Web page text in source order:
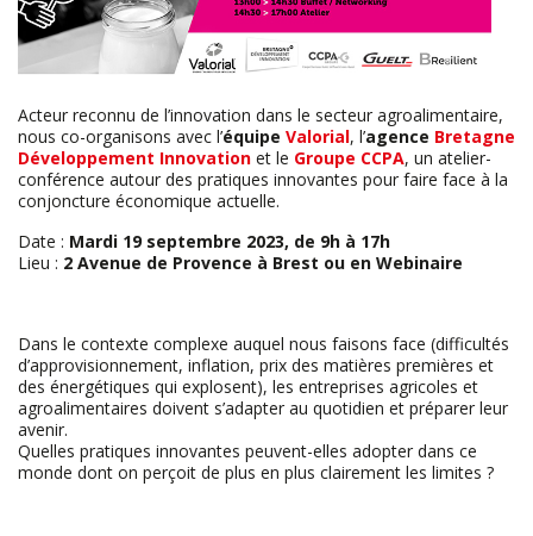
Acteur reconnu de l’innovation dans le secteur agroalimentaire,
nous co-organisons avec l’équipe Valorial, l’agence Bretagne
Développement Innovation et le Groupe CCPA, un atelier-
conférence autour des pratiques innovantes pour faire face à la
conjoncture économique actuelle.
Date : Mardi 19 septembre 2023, de 9h à 17h
Lieu : 2 Avenue de Provence à Brest ou en Webinaire
Dans le contexte complexe auquel nous faisons face (difficultés
d’approvisionnement, inflation, prix des matières premières et
des énergétiques qui explosent), les entreprises agricoles et
agroalimentaires doivent s’adapter au quotidien et préparer leur
avenir.
Quelles pratiques innovantes peuvent-elles adopter dans ce
monde dont on perçoit de plus en plus clairement les limites ?